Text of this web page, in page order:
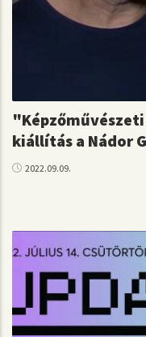
kiállítás a Nádor
2022.09.09.